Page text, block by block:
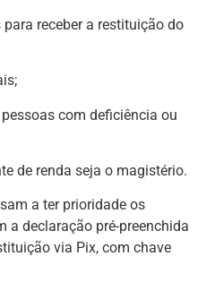
receber a restituição do
com deficiência ou
de renda seja o magistério.
a ter prioridade os
a declaração pré-preenchida
via Pix, com chave